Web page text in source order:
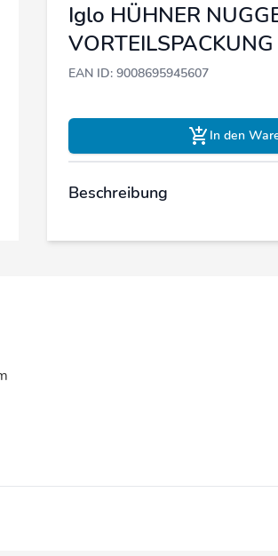
Iglo HÜHNER
EAN ID: 9008695945607
In den
Beschreibung